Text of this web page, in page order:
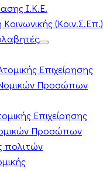
Ι.Κ.Ε.
(Κοιν.Σ.Επ.)
Επιχείρησης
Προσώπων
Επιχείρησης
Προσώπων
πολιτών